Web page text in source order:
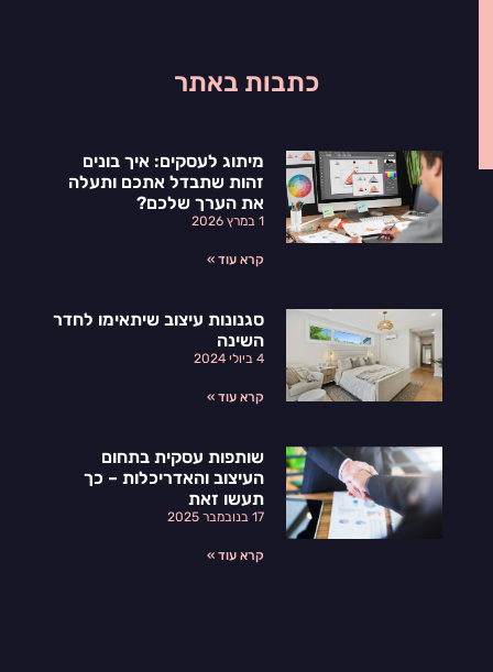
כתבות באתר
מיתוג לעסקים: איך בונים
זהות שתבדל אתכם ותעלה
את הערך שלכם?
1 במרץ 2026
קרא עוד »
סגנונות עיצוב שיתאימו לחדר
השינה
4 ביולי 2024
קרא עוד »
שותפות עסקית בתחום
העיצוב והאדריכלות – כך
תעשו זאת
17 בנובמבר 2025
קרא עוד »